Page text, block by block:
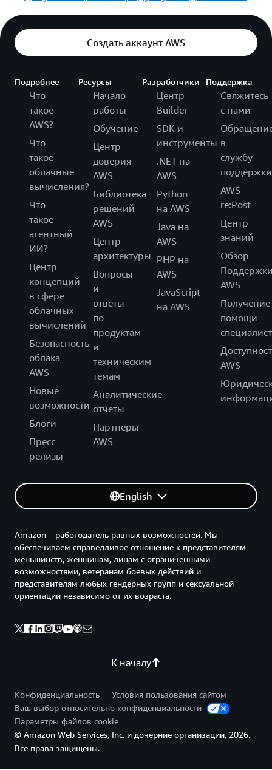
Создать аккаунт AWS
Подробнее
Что
такое
AWS?
Что
такое
облачные
вычисления?
Что
такое
агентный
ИИ?
Центр
концепций
в сфере
облачных
вычислений
Безопасность
облака
AWS
Новые
возможности
Блоги
Пресс-
релизы
Ресурсы
Начало
работы
Обучение
Центр
доверия
AWS
Библиотека
решений
AWS
Центр
архитектуры
Вопросы
и
ответы
по
продуктам
и
техническим
темам
Аналитические
отчеты
Партнеры
AWS
Разработчики
Центр
Builder
SDK и
инструменты
.NET на
AWS
Python
на AWS
Java на
AWS
PHP на
AWS
JavaScript
на AWS
Поддержка
Свяжитесь
с нами
в
службу
поддержки
AWS
re:Post
Центр
знаний
Обзор
AWS
Получение
помощи
AWS
English
К началу
Amazon – работодатель равных возможностей. Мы
обеспечиваем справедливое отношение к представителям
меньшинств, женщинам, лицам с ограниченными
возможностями, ветеранам боевых действий и
представителям любых гендерных групп и сексуальной
ориентации независимо от их возраста.
Конфиденциальность
Условия пользования сайтом
Ваш выбор относительно конфиденциальности
Параметры файлов cookie
© Amazon Web Services, Inc. и дочерние организации, 2026.
Все права защищены.